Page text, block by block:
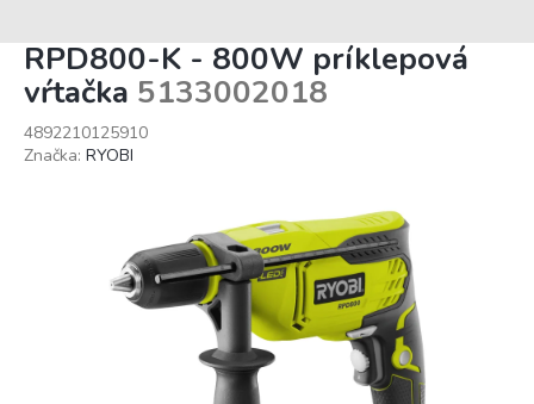
RPD800-K - 800W príklepová
vŕtačka 5133002018
4892210125910
Značka: RYOBI